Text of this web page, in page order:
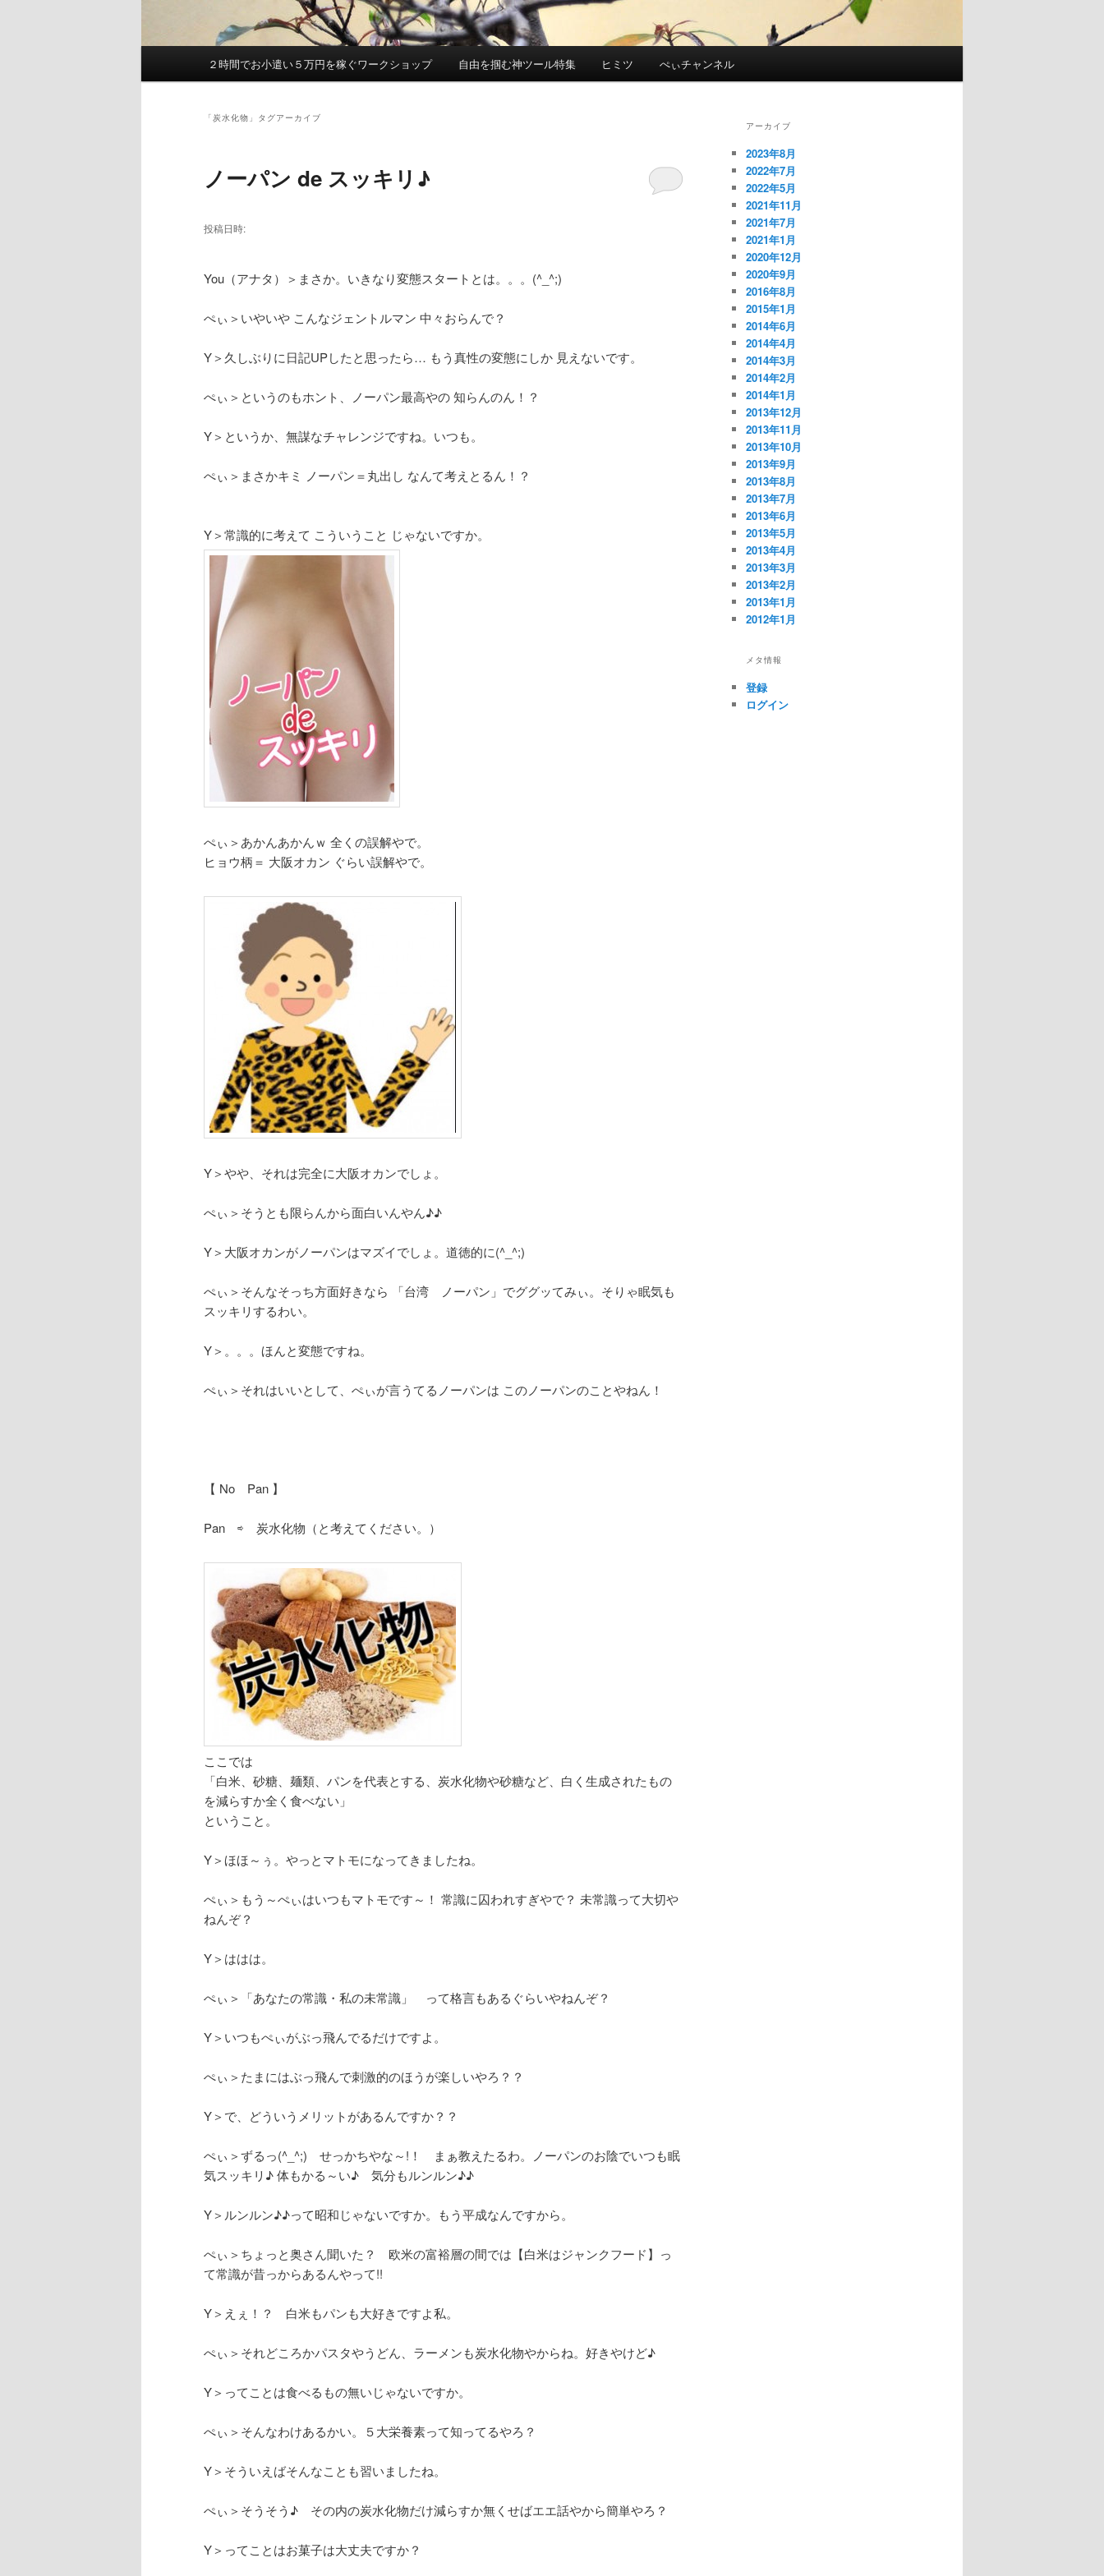
イ
２時間でお小遣い５万円を稼ぐワークショップ 自由を掴む神ツール特集 ヒミツ ぺぃチャンネル
「 炭水化物 」タグアーカイブ
ノーパン de スッキリ♪
投稿日時:
You（アナタ）＞まさか。いきなり変態スタートとは。。。(^_^;)
ぺぃ＞いやいや こんなジェントルマン 中々おらんで？
Y＞久しぶりに日記UPしたと思ったら… もう真性の変態にしか 見えないです。
ぺぃ＞というのもホント、ノーパン最高やの 知らんのん！？
Y＞というか、無謀なチャレンジですね。いつも。
ぺぃ＞まさかキミ ノーパン＝丸出し なんて考えとるん！？
Y＞常識的に考えて こういうこと じゃないですか。
ぺぃ＞あかんあかんｗ 全くの誤解やで。
ヒョウ柄＝ 大阪オカン ぐらい誤解やで。
Y＞やや、それは完全に大阪オカンでしょ。
ぺぃ＞そうとも限らんから面白いんやん♪♪
Y＞大阪オカンがノーパンはマズイでしょ。道徳的に(^_^;)
ぺぃ＞そんなそっち方面好きなら 「台湾 ノーパン」でググッてみぃ。そりゃ眠気も
スッキリするわい。
Y＞。。。ほんと変態ですね。
ぺぃ＞それはいいとして、ぺぃが言うてるノーパンは このノーパンのことやねん！
【 No Pan 】
Pan ‎⇨ 炭水化物（と考えてください。）
ここでは
「白米、砂糖、麺類、パンを代表とする、炭水化物や砂糖など、白く生成されたもの
を減らすか全く食べない」
ということ。
Y＞ほほ～ぅ。やっとマトモになってきましたね。
ぺぃ＞もう～ぺぃはいつもマトモです～！ 常識に囚われすぎやで？ 未常識って大切や
ねんぞ？
Y＞ははは。
ぺぃ＞「あなたの常識・私の未常識」 って格言もあるぐらいやねんぞ？
Y＞いつもぺぃがぶっ飛んでるだけですよ。
ぺぃ＞たまにはぶっ飛んで刺激的のほうが楽しいやろ？？
Y＞で、どういうメリットがあるんですか？？
ぺぃ＞ずるっ(^_^;) せっかちやな～!！ まぁ教えたるわ。ノーパンのお陰でいつも眠
気スッキリ♪ 体もかる～い♪ 気分もルンルン♪♪
Y＞ルンルン♪♪って昭和じゃないですか。もう平成なんですから。
ぺぃ＞ちょっと奥さん聞いた？ 欧米の富裕層の間では【白米はジャンクフード】っ
て常識が昔っからあるんやって!!
Y＞えぇ！？ 白米もパンも大好きですよ私。
ぺぃ＞それどころかパスタやうどん、ラーメンも炭水化物やからね。好きやけど♪
Y＞ってことは食べるもの無いじゃないですか。
ぺぃ＞そんなわけあるかい。５大栄養素って知ってるやろ？
Y＞そういえばそんなことも習いましたね。
ぺぃ＞そうそう♪ その内の炭水化物だけ減らすか無くせばエエ話やから簡単やろ？
Y＞ってことはお菓子は大丈夫ですか？
アーカイブ
2023年8月
2022年7月
2022年5月
2021年11月
2021年7月
2021年1月
2020年12月
2020年9月
2016年8月
2015年1月
2014年6月
2014年4月
2014年3月
2014年2月
2014年1月
2013年12月
2013年11月
2013年10月
2013年9月
2013年8月
2013年7月
2013年6月
2013年5月
2013年4月
2013年3月
2013年2月
2013年1月
2012年1月
メタ情報
登録
ログイン